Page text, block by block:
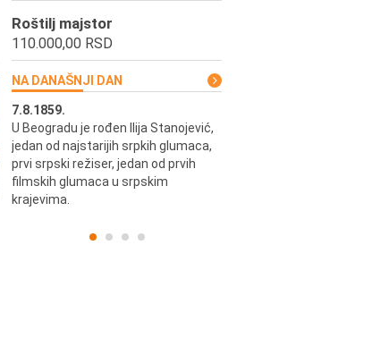
Roštilj majstor
110.000,00 RSD
NA DANAŠNJI DAN
7.8.1859.
U Beogradu je rođen Ilija Stanojević,
jedan od najstarijih srpkih glumaca,
prvi srpski režiser, jedan od prvih
filmskih glumaca u srpskim
krajevima.